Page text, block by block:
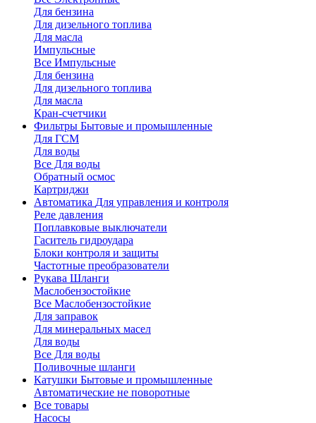
Для бензина
Для дизельного топлива
Для масла
Импульсные
Все Импульсные
Для бензина
Для дизельного топлива
Для масла
Кран-счетчики
Фильтры Бытовые и промышленные
Для ГСМ
Для воды
Все Для воды
Обратный осмос
Картриджи
Автоматика Для управления и контроля
Реле давления
Поплавковые выключатели
Гаситель гидроудара
Блоки контроля и защиты
Частотные преобразователи
Рукава Шланги
Маслобензостойкие
Все Маслобензостойкие
Для заправок
Для минеральных масел
Для воды
Все Для воды
Поливочные шланги
Катушки Бытовые и промышленные
Автоматические не поворотные
Все товары
Насосы